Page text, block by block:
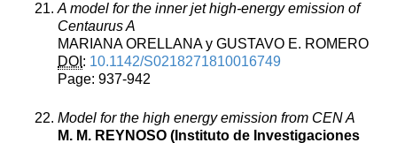
A model for the inner jet high-energy emission of
Centaurus A
MARIANA ORELLANA y GUSTAVO E. ROMERO
DOI : 10.1142/S0218271810016749
Page: 937-942
Model for the high energy emission from CEN A
M. M. REYNOSO (Instituto de Investigaciones